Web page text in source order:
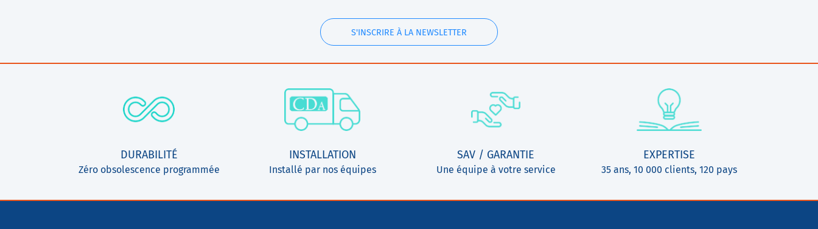
S'INSCRIRE À LA NEWSLETTER
DURABILITÉ
Zéro obsolescence programmée
INSTALLATION
Installé par nos équipes
SAV / GARANTIE
Une équipe à votre service
EXPERTISE
35 ans, 10 000 clients, 120 pays